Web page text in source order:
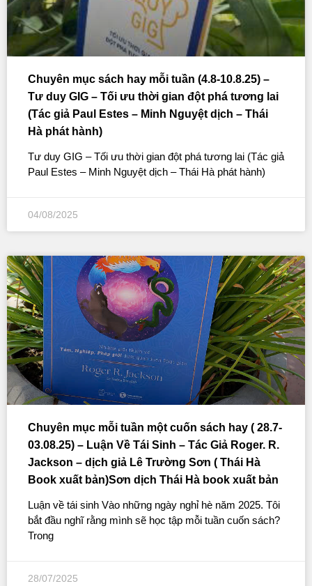
Chuyên mục sách hay mỗi tuần (4.8-10.8.25) –
Tư duy GIG – Tối ưu thời gian đột phá tương lai
(Tác giả Paul Estes – Minh Nguyệt dịch – Thái
Hà phát hành)
Tư duy GIG – Tối ưu thời gian đột phá tương lai (Tác giả
Paul Estes – Minh Nguyệt dịch – Thái Hà phát hành)
04/08/2025
Chuyên mục mỗi tuần một cuốn sách hay ( 28.7-
03.08.25) – Luận Về Tái Sinh – Tác Giả Roger. R.
Jackson – dịch giả Lê Trường Sơn ( Thái Hà
Book xuất bản)Sơn dịch Thái Hà book xuất bản
Luận về tái sinh Vào những ngày nghỉ hè năm 2025. Tôi
bắt đầu nghĩ rằng mình sẽ học tập mỗi tuần cuốn sách?
Trong
28/07/2025